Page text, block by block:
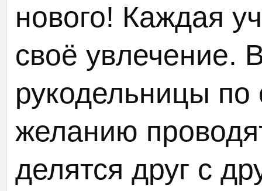
нового! Каждая
своё увлечение.
рукодельницы по
желанию
делятся друг с